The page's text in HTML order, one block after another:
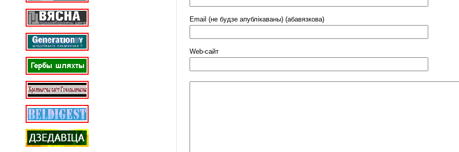
Email (не будзе апублікаваны) (абавязкова)
Web-cайт